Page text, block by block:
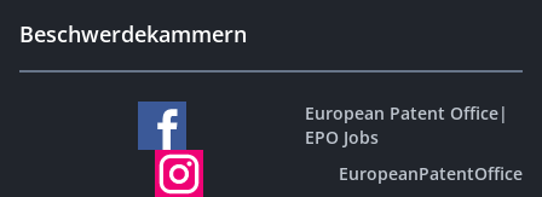
Beschwerdekammern
European Patent Office|
EPO Jobs
EuropeanPatentOffice